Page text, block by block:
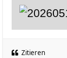
Zitieren